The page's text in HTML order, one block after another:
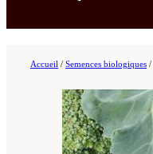
Accueil / Semences biologiques /